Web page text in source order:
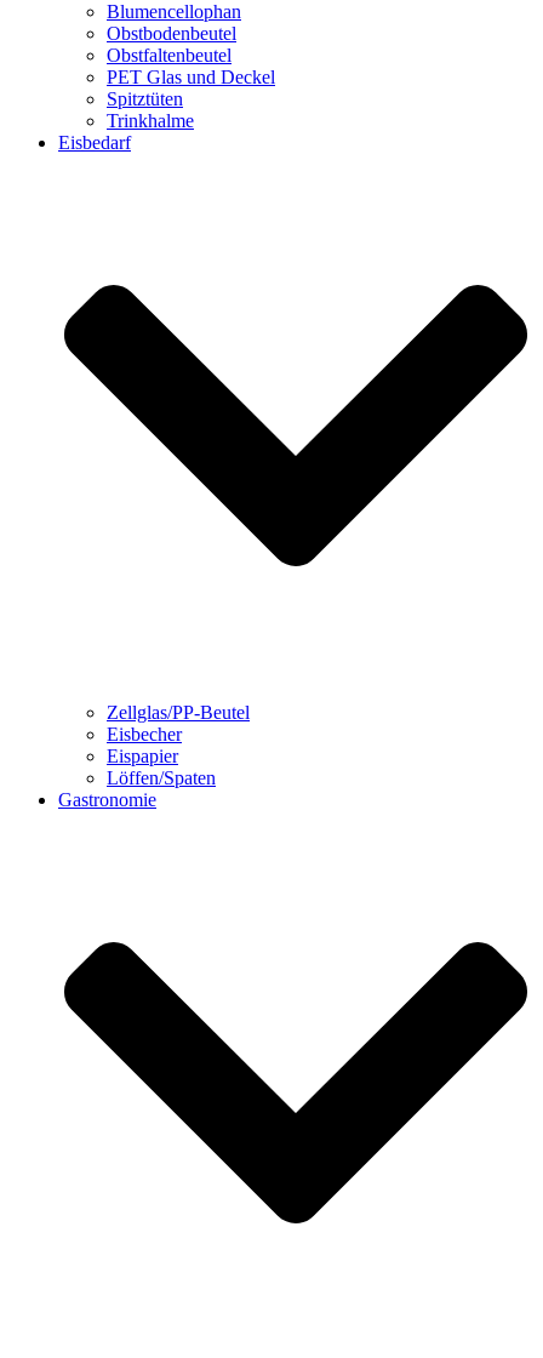
Blumencellophan
Obstbodenbeutel
Obstfaltenbeutel
PET Glas und Deckel
Spitztüten
Trinkhalme
Eisbedarf
Zellglas/PP-Beutel
Eisbecher
Eispapier
Löffen/Spaten
Gastronomie